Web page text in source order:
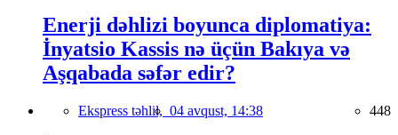
Enerji dəhlizi boyunca diplomatiya:
İnyatsio Kassis nə üçün Bakıya və
Aşqabada səfər edir?
Ekspress təhlil, 04 avqust, 14:38 448